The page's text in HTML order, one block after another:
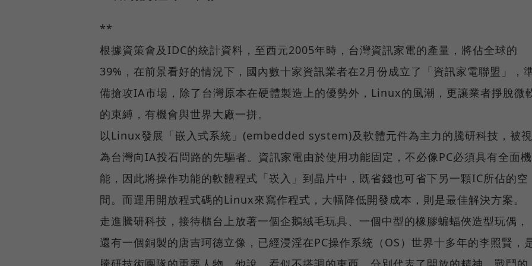
**
根據資策會及IDC的統計資料，至西元2005年時，台灣資訊家電的產量，將佔全球的
39%，在前景看好的情況下，國內數十家資訊業者在2月份成立了「資訊家電聯盟」，
備搶攻IA市場，除了台灣原本在硬體製造上的優勢外，Linux的風潮，更讓業者掙脫微
的束縛，有機會與世界大廠一拼。
以Linux發展「嵌入式系統」(embedded system)及軟體元件為主力的騰研科技，被視
為台灣向IA投石問路的先驅者。資訊家電由於使用功能固定，不必像PC必須具有全面機
能，因此將操作功能的軟體程式「崁入」到晶片中，既省錢也可省下另一顆IC所佔的空
間。而運用開放程式碼的Linux來寫作程式，大幅降低開發成本，則是最佳解決方案。
走進騰研科技，接待櫃台上放著一個企鵝絨毛玩具、一個中型的橡膠蝙蝠俠造型玩偶，
還有一個銅製的唐吉珂德立像，已經浸淫在PC操作系統（OS）世界十多年的李照賢，